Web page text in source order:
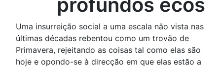
Uma insurreição social a uma escala não vista nas
últimas décadas rebentou como um trovão de
Primavera, rejeitando as coisas tal como elas são
hoje e opondo-se à direcção em que elas estão a